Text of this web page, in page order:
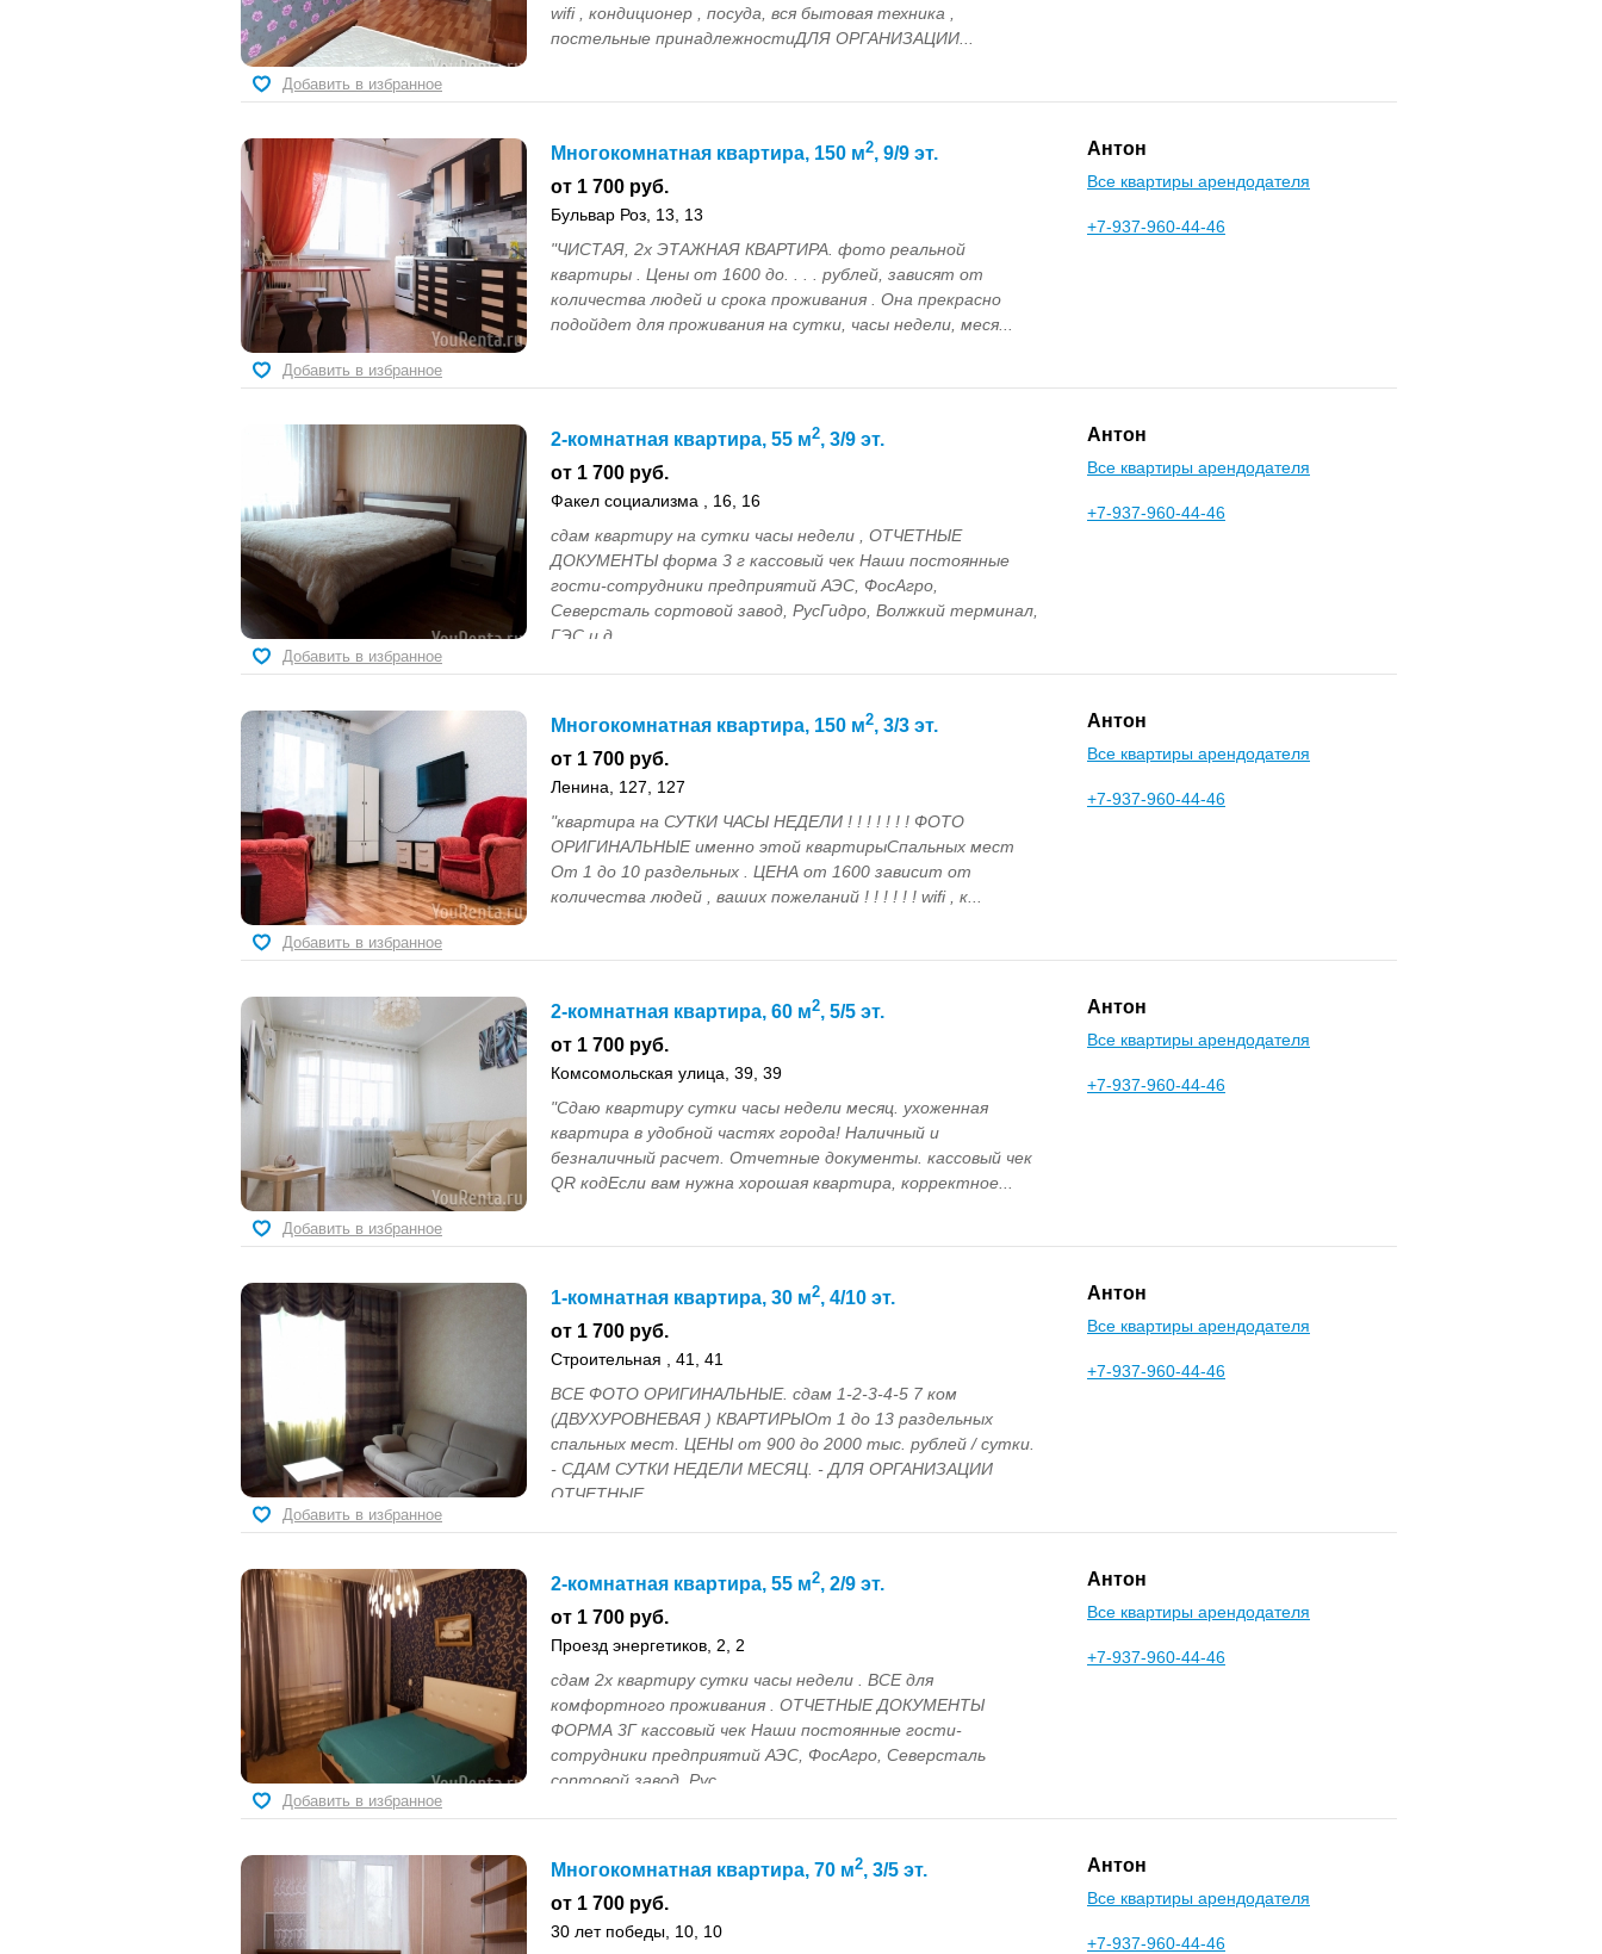
wifi , кондиционер , посуда, вся бытовая техника ,
постельные принадлежностиДЛЯ ОРГАНИЗАЦИИ...
Добавить в избранное
Многокомнатная квартира, 150 м2, 9/9 эт.
от 1 700 руб.
Бульвар Роз, 13, 13
"ЧИСТАЯ, 2х ЭТАЖНАЯ КВАРТИРА. фото реальной
квартиры . Цены от 1600 до. . . . рублей, зависят от
количества людей и срока проживания . Она прекрасно
подойдет для проживания на сутки, часы недели, меся...
Антон
Все квартиры арендодателя
+7-937-960-44-46
Добавить в избранное
2-комнатная квартира, 55 м2, 3/9 эт.
от 1 700 руб.
Факел социализма , 16, 16
сдам квартиру на сутки часы недели , ОТЧЕТНЫЕ
ДОКУМЕНТЫ форма 3 г кассовый чек Наши постоянные
гости-сотрудники предприятий АЭС, ФосАгро,
Северсталь сортовой завод, РусГидро, Волжкий терминал,
ГЭС и д...
Антон
Все квартиры арендодателя
+7-937-960-44-46
Добавить в избранное
Многокомнатная квартира, 150 м2, 3/3 эт.
от 1 700 руб.
Ленина, 127, 127
"квартира на СУТКИ ЧАСЫ НЕДЕЛИ ! ! ! ! ! ! ! ФОТО
ОРИГИНАЛЬНЫЕ именно этой квартирыСпальных мест
От 1 до 10 раздельных . ЦЕНА от 1600 зависит от
количества людей , ваших пожеланий ! ! ! ! ! ! wifi , к...
Антон
Все квартиры арендодателя
+7-937-960-44-46
Добавить в избранное
2-комнатная квартира, 60 м2, 5/5 эт.
от 1 700 руб.
Комсомольская улица, 39, 39
"Сдаю квартиру сутки часы недели месяц. ухоженная
квартира в удобной частях города! Наличный и
безналичный расчет. Отчетные документы. кассовый чек
QR кодЕсли вам нужна хорошая квартира, корректное...
Антон
Все квартиры арендодателя
+7-937-960-44-46
Добавить в избранное
1-комнатная квартира, 30 м2, 4/10 эт.
от 1 700 руб.
Строительная , 41, 41
ВСЕ ФОТО ОРИГИНАЛЬНЫЕ. сдам 1-2-3-4-5 7 ком
(ДВУХУРОВНЕВАЯ ) КВАРТИРЫОт 1 до 13 раздельных
спальных мест. ЦЕНЫ от 900 до 2000 тыс. рублей / сутки.
- СДАМ СУТКИ НЕДЕЛИ МЕСЯЦ. - ДЛЯ ОРГАНИЗАЦИИ
ОТЧЕТНЫЕ...
Антон
Все квартиры арендодателя
+7-937-960-44-46
Добавить в избранное
2-комнатная квартира, 55 м2, 2/9 эт.
от 1 700 руб.
Проезд энергетиков, 2, 2
сдам 2х квартиру сутки часы недели . ВСЕ для
комфортного проживания . ОТЧЕТНЫЕ ДОКУМЕНТЫ
ФОРМА 3Г кассовый чек Наши постоянные гости-
сотрудники предприятий АЭС, ФосАгро, Северсталь
сортовой завод, Рус...
Антон
Все квартиры арендодателя
+7-937-960-44-46
Добавить в избранное
Многокомнатная квартира, 70 м2, 3/5 эт.
от 1 700 руб.
30 лет победы, 10, 10
Антон
Все квартиры арендодателя
+7-937-960-44-46